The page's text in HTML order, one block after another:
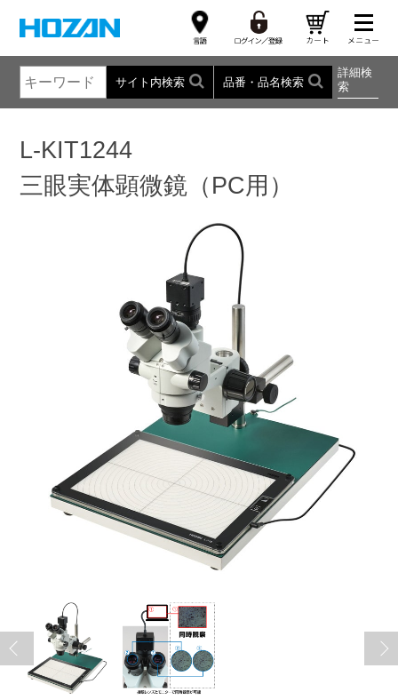
サイト内検索 品番・品名検索
詳細検
索
L-KIT1244
三眼実体顕微鏡（PC用）